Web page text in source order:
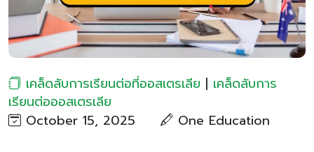
เคล็ดลับการเรียนต่อที่ออสเตรเลีย | เคล็ดลับการ
เรียนต่อออสเตรเลีย
October 15, 2025
One Education​